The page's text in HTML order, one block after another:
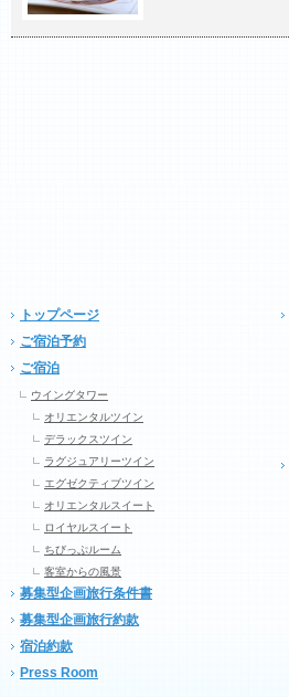
トップページ
ご宿泊予約
ご宿泊
ウイングタワー
オリエンタルツイン
デラックスツイン
ラグジュアリーツイン
エグゼクティブツイン
オリエンタルスイート
ロイヤルスイート
ちびっぷルーム
客室からの風景
募集型企画旅行条件書
募集型企画旅行約款
宿泊約款
Press Room